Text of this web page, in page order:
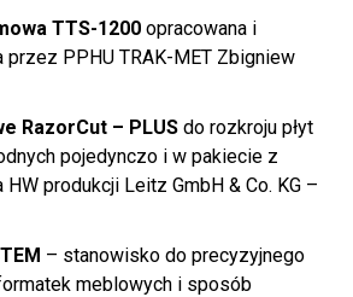
TTS-1200 opracowana i
przez PPHU TRAK-MET Zbigniew
RazorCut – PLUS do rozkroju płyt
pojedynczo i w pakiecie z
produkcji Leitz GmbH & Co. KG –
– stanowisko do precyzyjnego
meblowych i sposób